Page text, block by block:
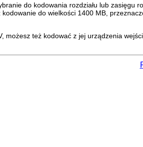
do kodowania rozdziału lub zasięgu
do wielkości 1400 MB,
możesz też kodować z jej urządzenia